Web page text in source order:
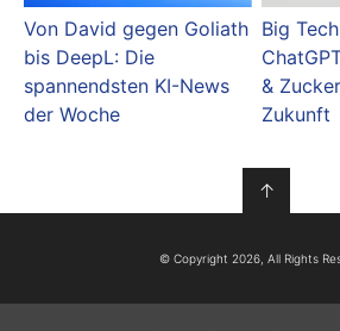
Von David gegen Goliath
bis DeepL: Die
spannendsten KI-News
der Woche
Big
&
Zukunft
↑
© Copyright 2026, All Rights